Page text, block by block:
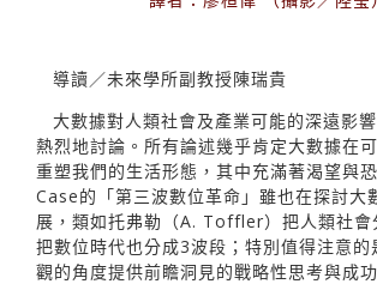
導讀／未來學所副教授陳瑞貴
大數據對人類社會及產業可能的深遠影
熱烈地討論。所有論述幾乎肯定大數據在
重塑我們的生活形態，其中充滿著渴望與
Case的「第三波數位革命」雖也在探討大
展，類如托弗勒（A. Toffler）把人類社會
把數位時代也分成3波段；特別值得注意的
觀的角度提供前瞻洞見的戰略性思考與成功